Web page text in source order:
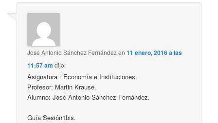
José Antonio Sánchez Fernándezen11 enero, 2016 a las
11:57 am dijo:
Asignatura : Economía e Instituciones.
Profesor: Martin Krause.
Alumno: José Antonio Sánchez Fernández.
Guía Sesión1bis.